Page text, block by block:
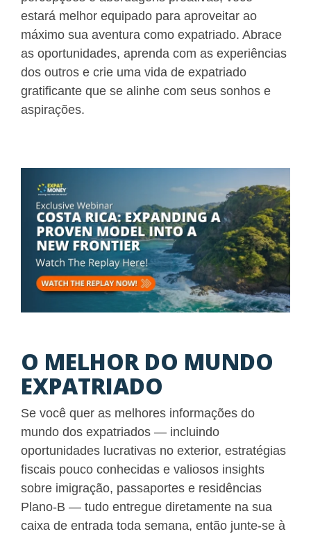
estará melhor equipado para aproveitar ao
máximo sua aventura como expatriado. Abrace
as oportunidades, aprenda com as experiências
dos outros e crie uma vida de expatriado
gratificante que se alinhe com seus sonhos e
aspirações.
O MELHOR DO MUNDO
EXPATRIADO
Se você quer as melhores informações do
mundo dos expatriados — incluindo
oportunidades lucrativas no exterior, estratégias
fiscais pouco conhecidas e valiosos insights
sobre imigração, passaportes e residências
Plano-B — tudo entregue diretamente na sua
caixa de entrada toda semana, então junte-se à